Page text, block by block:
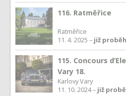
116. Ratměřice
Ratměřice
11. 4. 2025 – již
115. Concours
Vary 18.
Karlovy Vary
11. 10. 2024 – již